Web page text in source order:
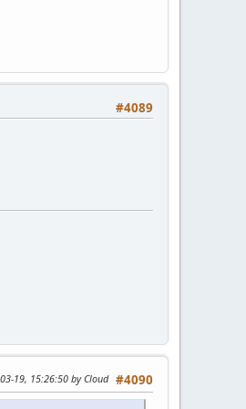
#4089
#4090
19, 15:26:50 by Cloud